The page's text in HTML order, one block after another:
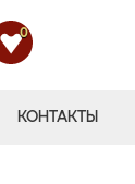
0
КОНТАКТЫ